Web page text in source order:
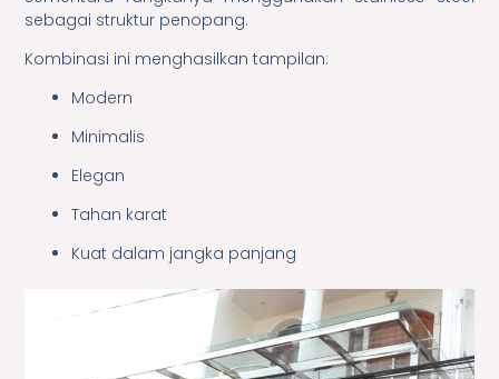
sebagai struktur penopang.
Kombinasi ini menghasilkan tampilan:
Modern
Minimalis
Elegan
Tahan karat
Kuat dalam jangka panjang